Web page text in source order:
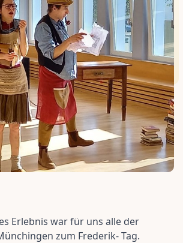
Erlebnis war für uns alle der
zum Frederik- Tag.